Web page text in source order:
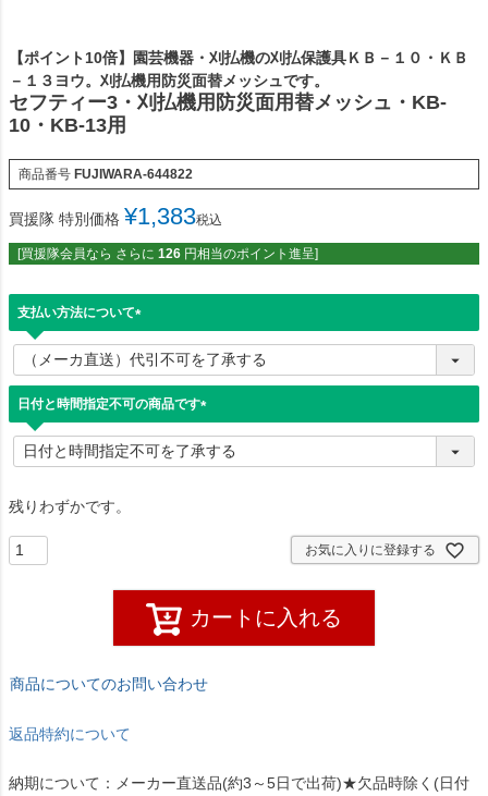
【ポイント10倍】園芸機器・刈払機の刈払保護具ＫＢ－１０・ＫＢ
－１３ヨウ。刈払機用防災面替メッシュです。
セフティー3・刈払機用防災面用替メッシュ・KB-
10・KB-13用
商品番号 FUJIWARA-644822
買援隊 特別価格 ¥1,383税込
[買援隊会員なら さらに 126 円相当のポイント進呈]
支払い方法について
必
須
日付と時間指定不可の商品です
必
須
残りわずかです。
お気に入りに登録する
カートに入れる
商品についてのお問い合わせ
返品特約について
納期について：メーカー直送品(約3～5日で出荷)★欠品時除く(日付